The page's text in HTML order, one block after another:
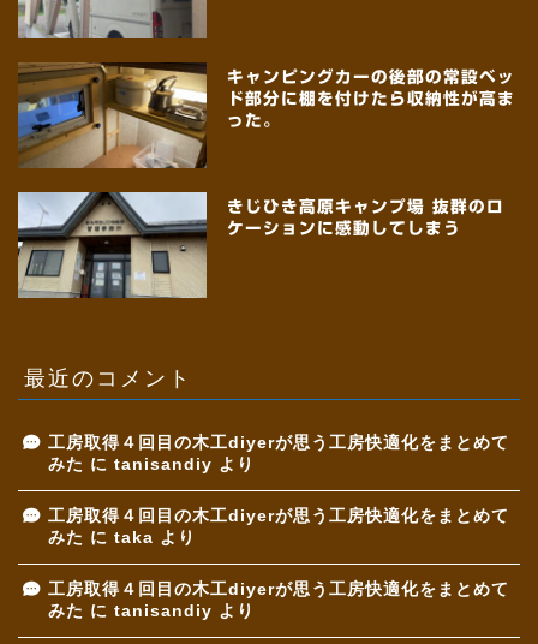
キャンピングカーの後部の常設ベッ
ド部分に棚を付けたら収納性が高ま
った。
きじひき高原キャンプ場 抜群のロ
ケーションに感動してしまう
最近のコメント
工房取得４回目の木工diyerが思う工房快適化をまとめて
みた に tanisandiy より
工房取得４回目の木工diyerが思う工房快適化をまとめて
みた に taka より
工房取得４回目の木工diyerが思う工房快適化をまとめて
みた に tanisandiy より